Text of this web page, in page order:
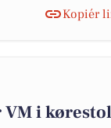
Kopiér
i